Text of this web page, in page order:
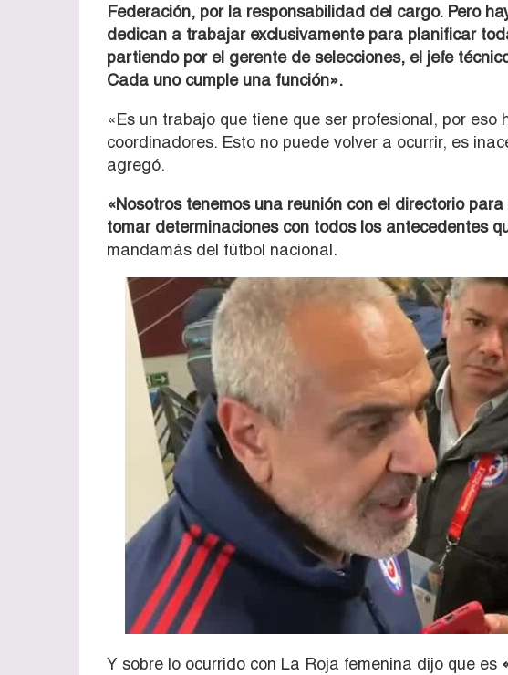
Federación, por la responsabilidad del cargo. Pero
dedican a trabajar exclusivamente para planificar
partiendo por el gerente de selecciones, el jefe
Cada uno cumple una función».
«Es un trabajo que tiene que ser profesional, por eso
coordinadores. Esto no puede volver a ocurrir, es
agregó.
«Nosotros tenemos una reunión con el directorio
tomar determinaciones con todos los antecedentes
mandamás del fútbol nacional.
Y sobre lo ocurrido con La Roja femenina dijo que es